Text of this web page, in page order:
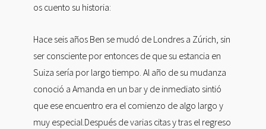
os cuento su historia:
Hace seis años Ben se mudó de Londres a Zúrich, sin
ser consciente por entonces de que su estancia en
Suiza sería por largo tiempo. Al año de su mudanza
conoció a Amanda en un bar y de inmediato sintió
que ese encuentro era el comienzo de algo largo y
muy especial.Después de varias citas y tras el regreso